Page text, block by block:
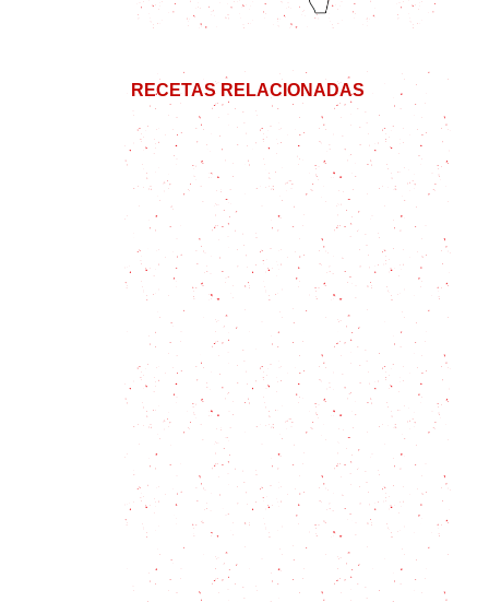
RECETAS RELACIONADAS
Té de jengibre: Beneficios y un tip
para consumirlo frío
Té árabe: cómo toman el té los
árabes
Cómo hacer Yogurt Casero en 2
pasos sencillos
Leche de tigre: el jugo del ceviche
Qué es el Cilantro, para que sirve y
5 claves para usarlo